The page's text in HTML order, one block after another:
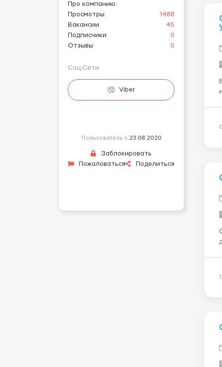
Про компанию:
Просмотры
1488
Вакансии
45
Подписчики
0
Отзывы
0
Соц.Сети
Viber
Пользователь с 23.08.2020
Заблокировать
Пожаловаться
Поделиться
из